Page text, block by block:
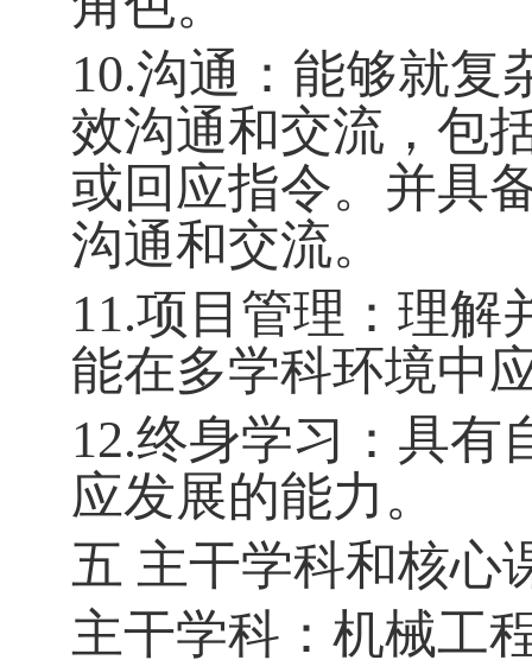
10.沟通：能够就复
效沟通和交流，包
或回应指令。并具
沟通和交流。
11.项目管理：理解
能在多学科环境中
12.终身学习：具有
应发展的能力。
五 主干学科和核心
主干学科：机械工